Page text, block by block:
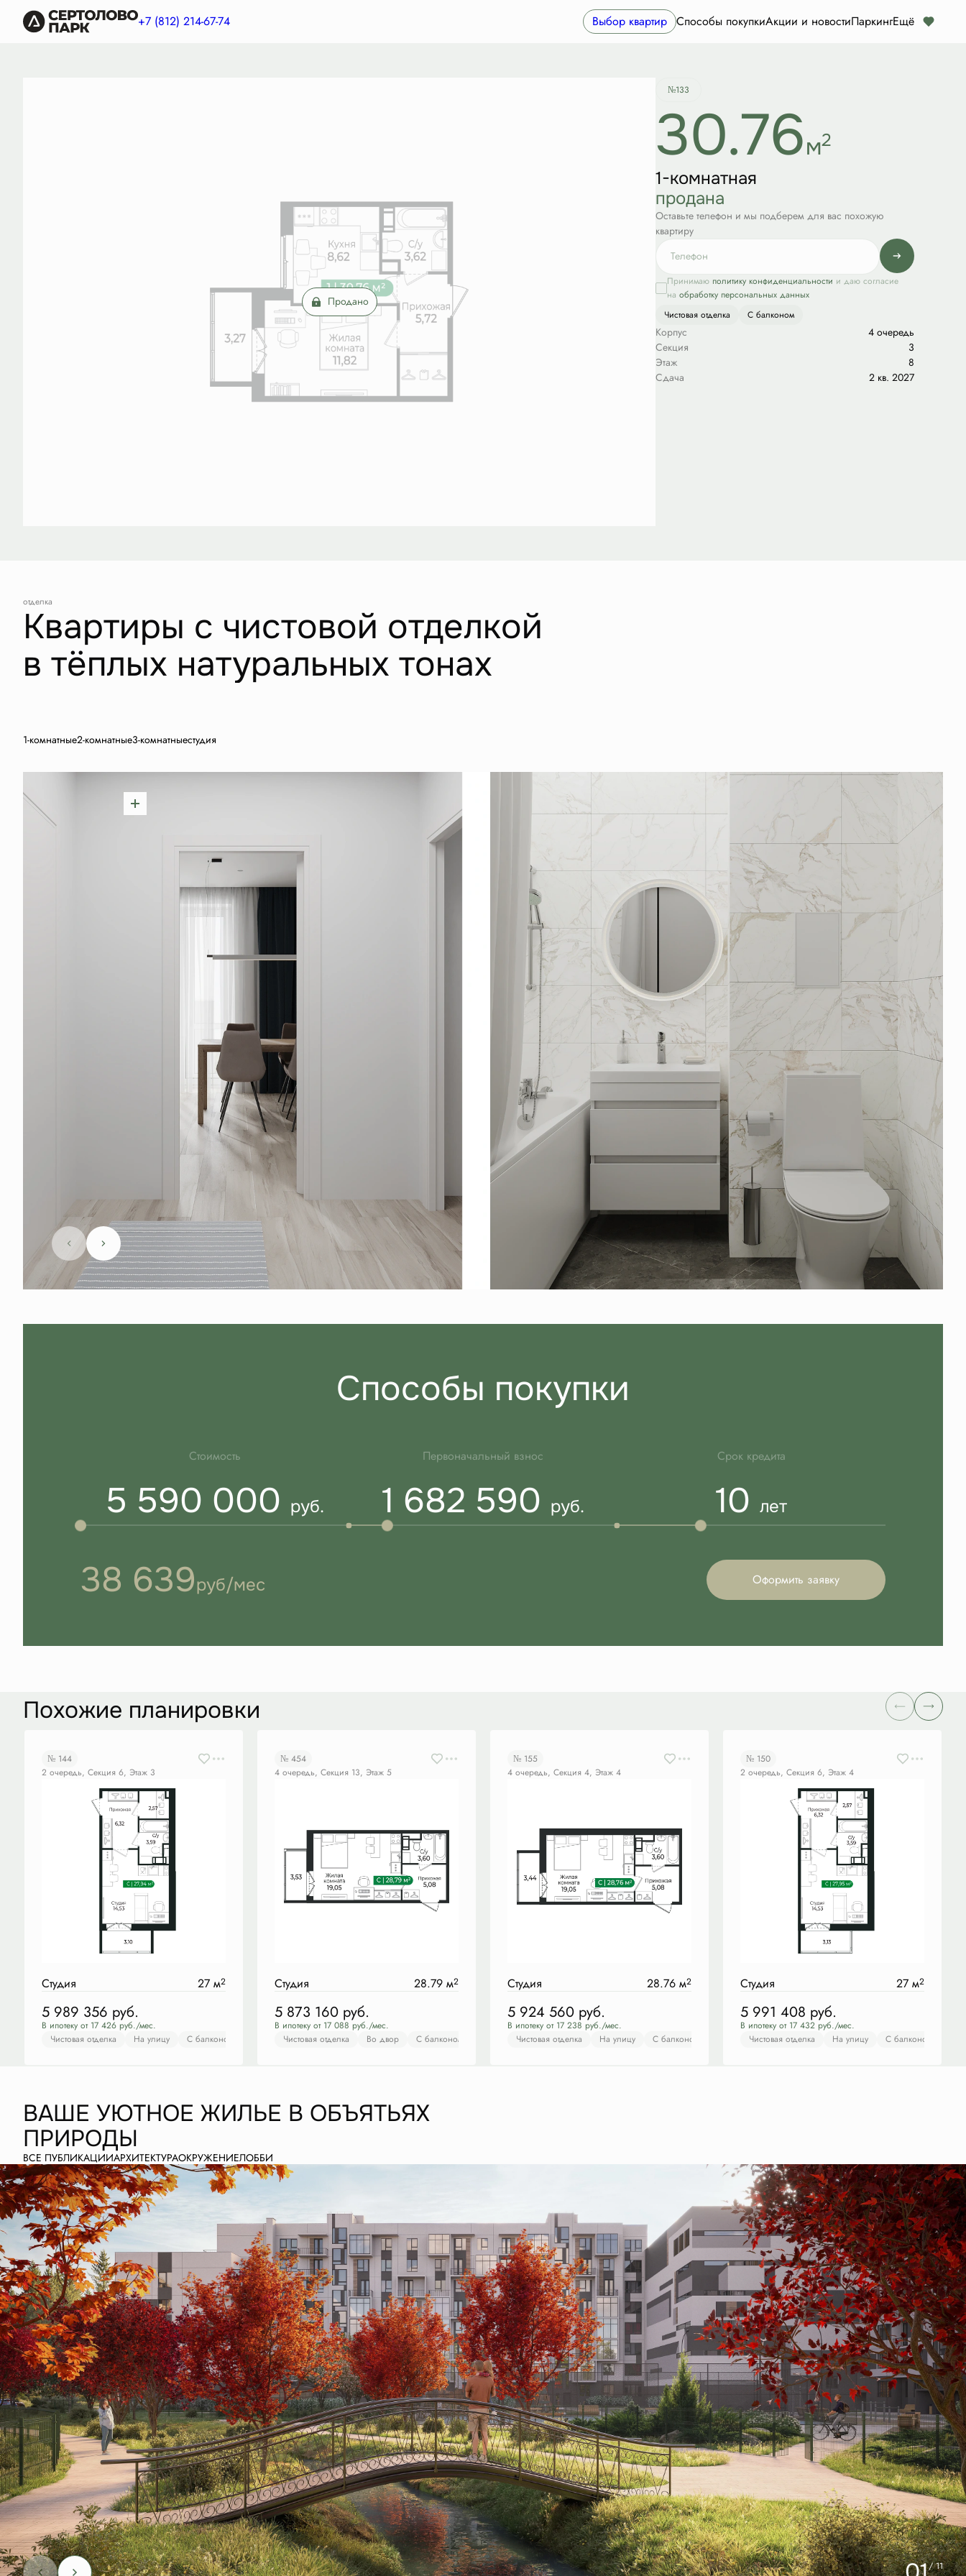
+7 (812) 214-67-74 Выбор квартир Способы покупкиАкции и новостиПаркингЕщё
1-комнатная30.76 м2 Цена по запросу Квартира забронирована
Продано
№133
30.76м2
1-комнатная
продана
Оставьте телефон и мы подберем для вас похожую
квартиру
Принимаю политику конфиденциальности и даю согласие
на обработку персональных данных
Чистовая отделка
С балконом
Корпус
4 очередь
Секция
3
Этаж
8
Сдача
2 кв. 2027
отделка
Квартиры с чистовой отделкой
в тёплых натуральных тонах
1-комнатные2-комнатные3-комнатныестудия
Способы покупки
Стоимость
5 590 000 руб.
Первоначальный взнос
1 682 590 руб.
Срок кредита
10лет
38 639руб/мес Оформить заявку
Похожие планировки
№ 144
2 очередь, Секция 6, Этаж 3
Студия 27 м2
5 989 356 руб.
В ипотеку от 17 426 руб./мес.
Чистовая отделка
На улицу С балконом Чистовая отделка На улицу С балконом
№ 454
4 очередь, Секция 13, Этаж 5
Студия 28.79 м2
5 873 160 руб.
В ипотеку от 17 088 руб./мес.
Чистовая отделка
Во двор С балконом Чистовая отделка Во двор С балконом
№ 155
4 очередь, Секция 4, Этаж 4
Студия 28.76 м2
5 924 560 руб.
В ипотеку от 17 238 руб./мес.
Чистовая отделка
На улицу С балконом Чистовая отделка На улицу С балконом
№ 150
2 очередь, Секция 6, Этаж 4
Студия 27 м2
5 991 408 руб.
В ипотеку от 17 432 руб./мес.
Чистовая отделка
На улицу С балконом
ВАШЕ УЮТНОЕ ЖИЛЬЕ В ОБЪЯТЬЯХ
ПРИРОДЫ
ВСЕ ПУБЛИКАЦИИАРХИТЕКТУРАОКРУЖЕНИЕЛОББИ
/ 11